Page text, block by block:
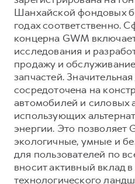
Шанхайской фондовых
годах соответственно.
концерна GWM
исследования и
продажу и
запчастей.
сосредоточена на
автомобилей и силовых
использующих
энергии. Это позволяет
экологичные, умные и
для пользователей по
вносит активный вклад
технологического